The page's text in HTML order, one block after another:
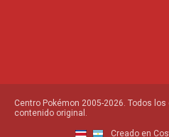
Centro Pokémon 2005-2026. Todos
contenido original.
Creado en